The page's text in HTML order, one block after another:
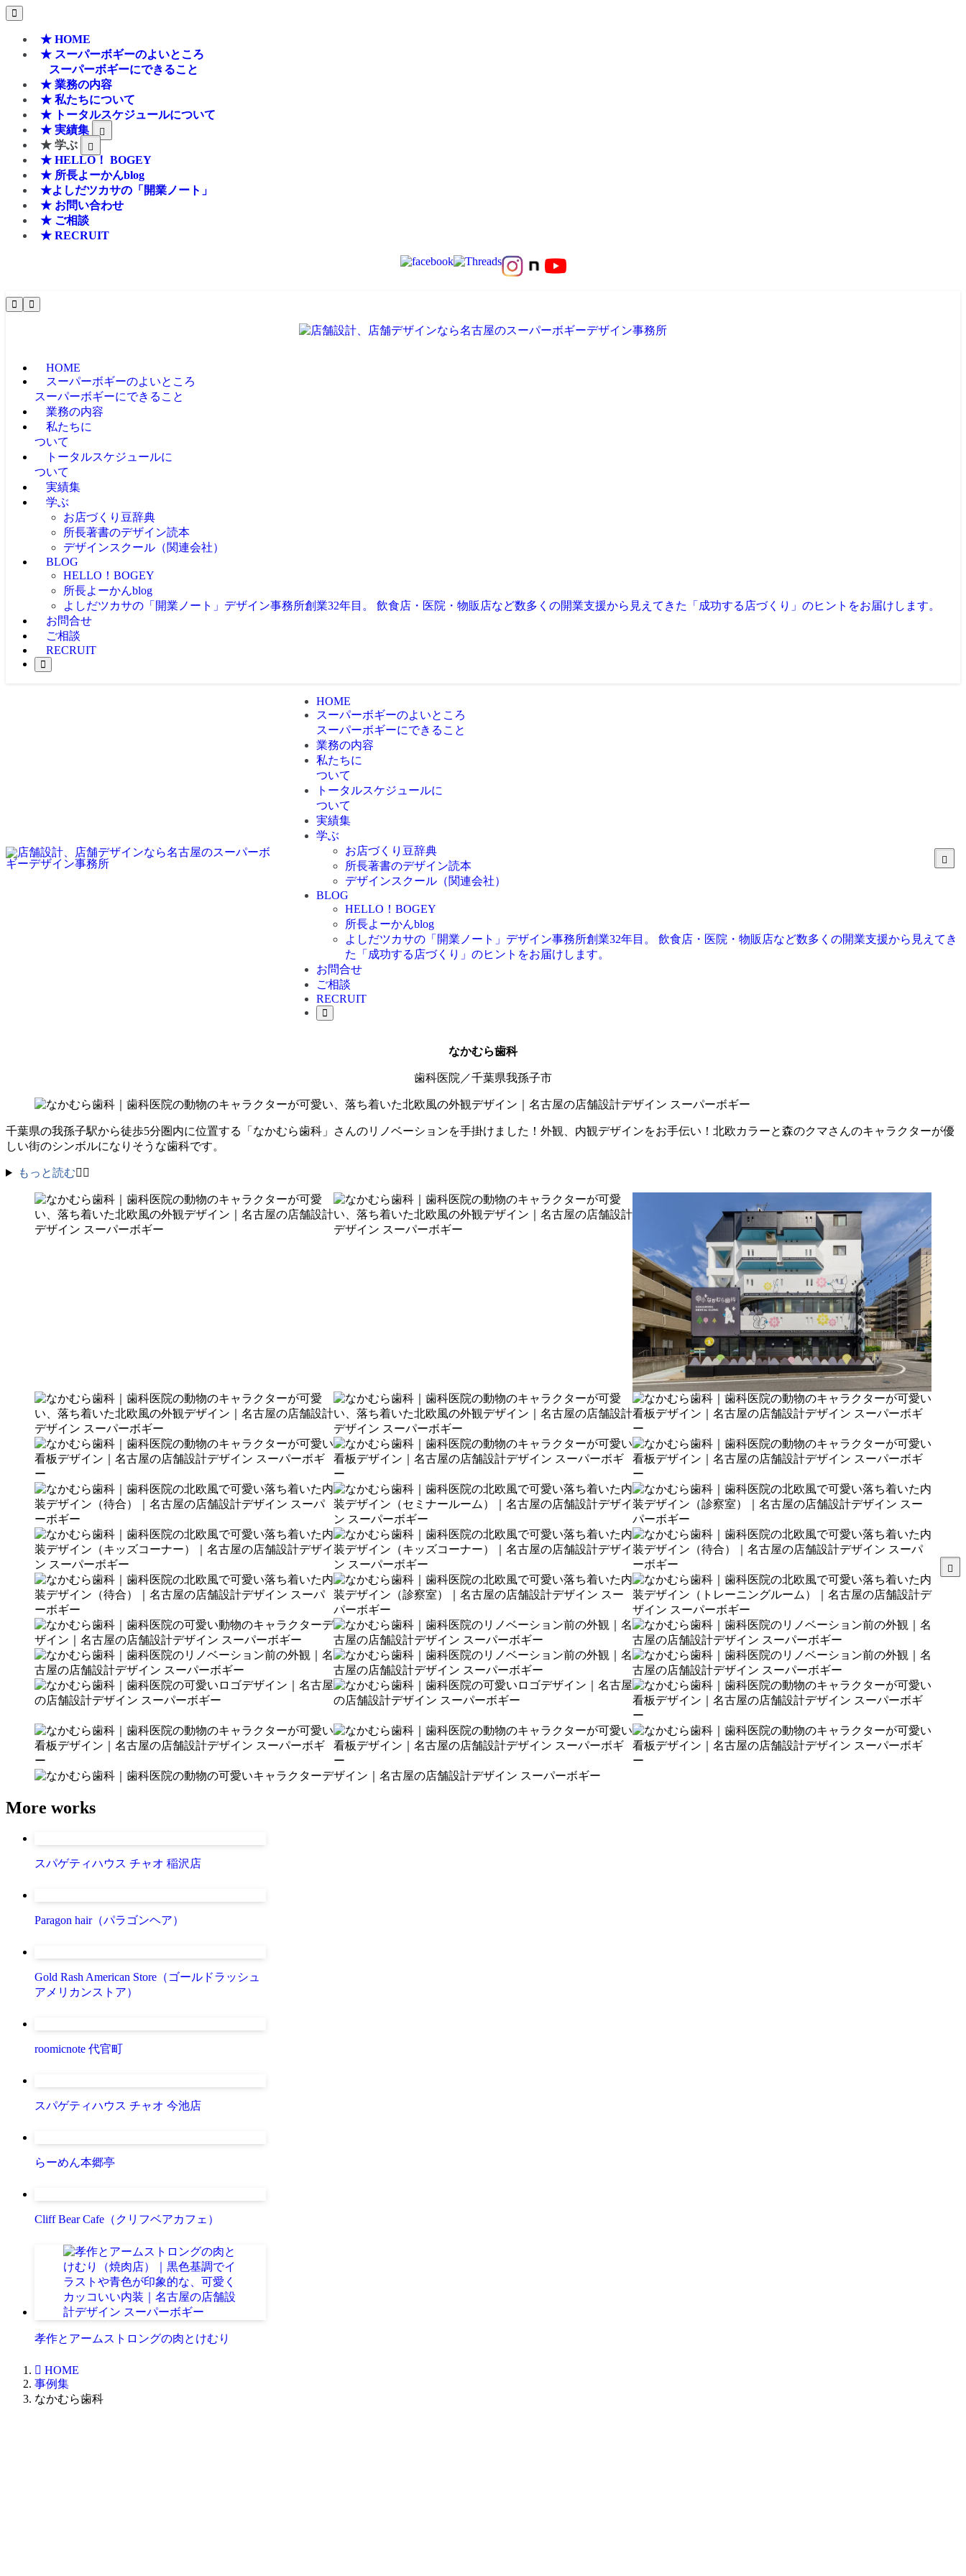
★ HOME
★ スーパーボギーのよいところ
スーパーボギーにできること
★ 業務の内容
★ 私たちについて
★ トータルスケジュールについて
★ 実績集
★ 学ぶ
★ HELLO！ BOGEY
★ 所長よーかんblog
★よしだツカサの「開業ノート」
★ お問い合わせ
★ ご相談
★ RECRUIT
HOME
スーパーボギーのよいところ
スーパーボギーにできること
業務の内容
私たちに
ついて
トータルスケジュールに
ついて
実績集
学ぶ
お店づくり豆辞典
所長著書のデザイン読本
デザインスクール（関連会社）
BLOG
HELLO！BOGEY
所長よーかんblog
よしだツカサの「開業ノート」 デザイン事務所創業32年目。 飲食店・医院・物販店など数多くの開業支援から見えてきた「成功する店づくり」のヒントをお届けします。
お問合せ
ご相談
RECRUIT
HOME
スーパーボギーのよいところ
スーパーボギーにできること
業務の内容
私たちに
ついて
トータルスケジュールに
ついて
実績集
学ぶ
お店づくり豆辞典
所長著書のデザイン読本
デザインスクール（関連会社）
BLOG
HELLO！BOGEY
所長よーかんblog
よしだツカサの「開業ノート」 デザイン事務所創業32年目。 飲食店・医院・物販店など数多くの開業支援から見えてき
た「成功する店づくり」のヒントをお届けします。
お問合せ
ご相談
RECRUIT
なかむら歯科
歯科医院／千葉県我孫子市
千葉県の我孫子駅から徒歩5分圏内に位置する「なかむら歯科」さんのリノベーションを手掛けました！外観、内観デザインをお手伝い！北欧カラーと森のクマさんのキャラクターが優
しい街のシンボルになりそうな歯科です。
もっと読む
More works
スパゲティハウス チャオ 稲沢店
Paragon hair（パラゴンヘア）
Gold Rash American Store（ゴールドラッシュ
アメリカンストア）
roomicnote 代官町
スパゲティハウス チャオ 今池店
らーめん本郷亭
Cliff Bear Cafe（クリフベアカフェ）
孝作とアームストロングの肉とけむり
HOME
事例集
なかむら歯科